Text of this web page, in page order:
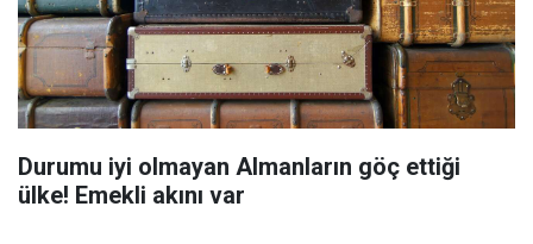
Durumu iyi olmayan Almanların göç ettiği
ülke! Emekli akını var